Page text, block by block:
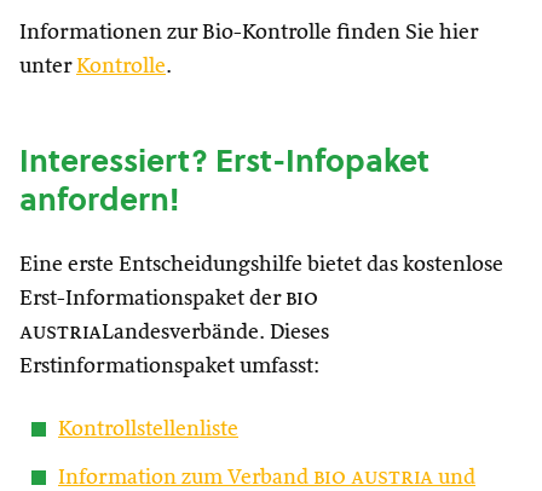
Informationen zur Bio-Kontrolle finden Sie hier
unterKontrolle.
Interessiert? Erst-Infopaket
anfordern!
Eine erste Entscheidungshilfe bietet das kostenlose
Erst-Informationspaket der bio
austriaLandesverbände. Dieses
Erstinformationspaket umfasst:
Kontrollstellenliste
Information zum Verband bio austria und